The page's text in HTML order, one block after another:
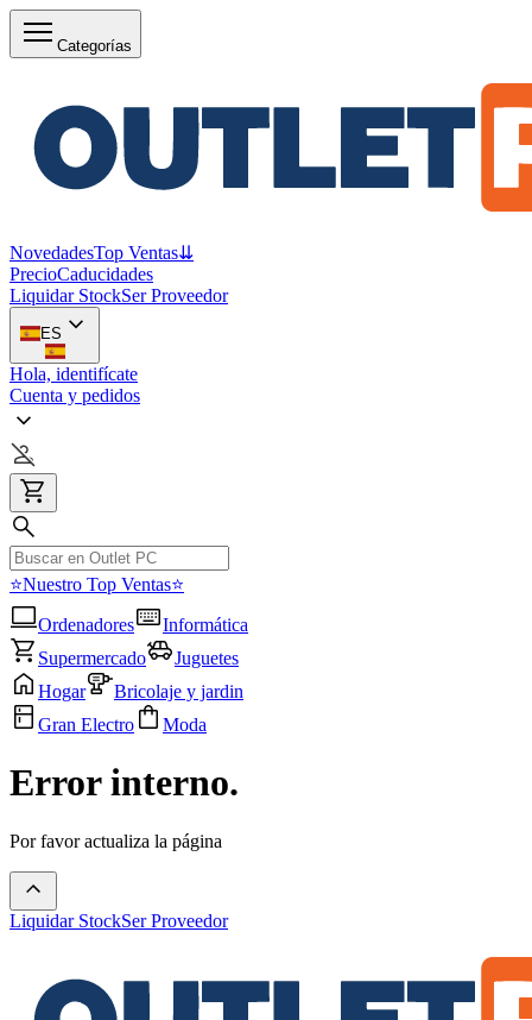
Categorías
NovedadesTop Ventas⇊
PrecioCaducidades
Liquidar StockSer Proveedor
ES
Hola, identifícate
Cuenta y pedidos
⭐Nuestro Top Ventas⭐
Ordenadores
Informática
Supermercado
Juguetes
Hogar
Bricolaje y jardin
Gran Electro
Moda
Error interno.
Por favor actualiza la página
Liquidar StockSer Proveedor